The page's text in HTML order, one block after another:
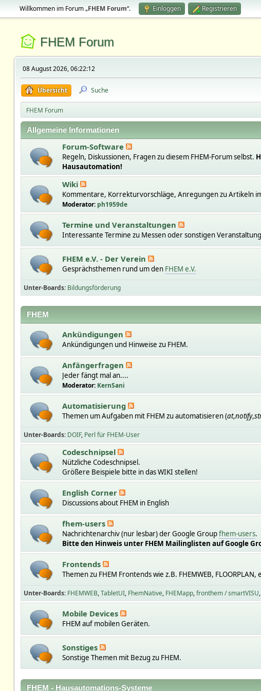
Willkommen im Forum „FHEM Forum“. Einloggen Registrieren
FHEM Forum
08 August 2026, 06:22:12
Übersicht Suche
FHEM Forum
Allgemeine Informationen
Forum-Software
Regeln, Diskussionen, Fragen zu diesem FHEM-Forum selbst.
Hausautomation!
Wiki
Kommentare, Korrekturvorschläge, Anregungen zu Artikeln
Moderator: ph1959de
Termine und Veranstaltungen
Interessante Termine zu Messen oder sonstigen
FHEM e.V. - Der Verein
Gesprächsthemen rund um den FHEM e.V.
Unter-Boards Bildungsförderung
FHEM
Ankündigungen
Ankündigungen und Hinweise zu FHEM.
Anfängerfragen
Jeder fängt mal an....
Moderator: KernSani
Automatisierung
Themen um Aufgaben mit FHEM zu automatisieren (at,notify,
Unter-Boards DOIF Perl für FHEM-User
Codeschnipsel
Nützliche Codeschnipsel.
Größere Beispiele bitte in das WIKI stellen!
English Corner
Discussions about FHEM in English
fhem-users
Nachrichtenarchiv (nur lesbar) der Google Groupfhem-users.
Bitte den Hinweis unter FHEM Mailinglisten auf Google
Frontends
Themen zu FHEM Frontends wie z.B. FHEMWEB, FLOORPLAN,
Unter-Boards FHEMWEB TabletUI FhemNative FHEMapp fronthem / smartVISU
Mobile Devices
FHEM auf mobilen Geräten.
Sonstiges
Sonstige Themen mit Bezug zu FHEM.
FHEM - Hausautomations-Systeme